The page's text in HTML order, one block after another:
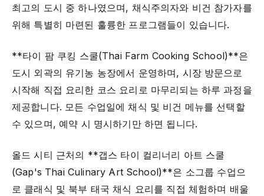
최고의 도시 중 하나였으며, 채식주의자와 비건 참가자를
위해 특별히 마련된 훌륭한 프로그램들이 있습니다.
**타이 팜 쿠킹 스쿨(Thai Farm Cooking School)**은
도시 외곽의 유기농 농장에서 운영하며, 시장 방문으로
시작해 직접 요리한 코스 요리로 마무리되는 하루 과정을
제공합니다. 모든 수업일에 채식 및 비건 메뉴를 선택할
수 있으며, 예약 시 명시하기만 하면 됩니다.
올드 시티 근처의 **갭스 타이 컬리너리 아트 스쿨
(Gap's Thai Culinary Art School)**은 소그룹 수업으
로 클래식 및 북부 태국 채식 요리를 직접 체험하며 배울